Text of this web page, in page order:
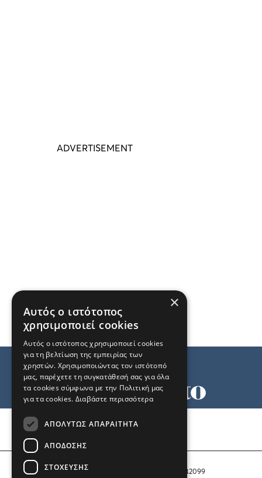
Αριθμός Πιστοποίησης Μ.Η.Τ. 242099
×
Αυτός ο ιστότοπος
χρησιμοποιεί cookies
Αυτός ο ιστότοπος χρησιμοποιεί cookies
για τη βελτίωση της εμπειρίας των
χρηστών. Χρησιμοποιώντας τον ιστότοπό
μας, παρέχετε τη συγκατάθεσή σας για όλα
τα cookies σύμφωνα με την Πολιτική μας
για τα cookies. Διαβάστε περισσότερα
ΑΠΟΛΎΤΩΣ ΑΠΑΡΑΊΤΗΤΑ
ΑΠΌΔΟΣΗΣ
ΣΤΌΧΕΥΣΗΣ